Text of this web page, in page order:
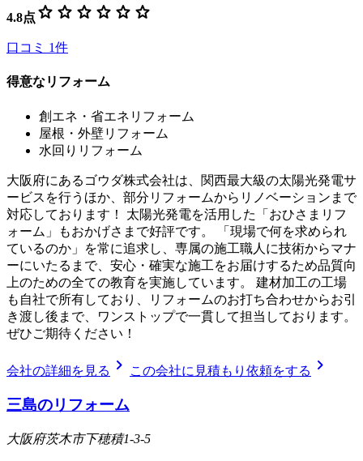
4.8点 star star star star star star
口コミ 1件
得意なリフォーム
創エネ・省エネリフォーム
屋根・外壁リフォーム
水回りリフォーム
大阪府にあるゴウダ株式会社は、関西最大級の太陽光発電サ
ービスを行うほか、部分リフォームからリノベーションまで
対応しております！ 太陽光発電を活用した「おひさまリフ
ォーム」もおかげさまで好評です。 「現場で何を求められ
ているのか」を常に追求し、専属の施工職人に技術からマナ
ーにいたるまで、安心・確実な施工をお届けするため品質向
上のための全ての教育を実施しています。 建材加工の工場
も自社で所有しており、リフォームのお打ち合わせからお引
き渡し後まで、ワンストップで一貫して担当しております。
ぜひご期待ください！
会社の詳細を見る chevron_right この会社に見積もり依頼をする chevron_right
三島のリフォーム
大阪府茨木市下穂積1-3-5